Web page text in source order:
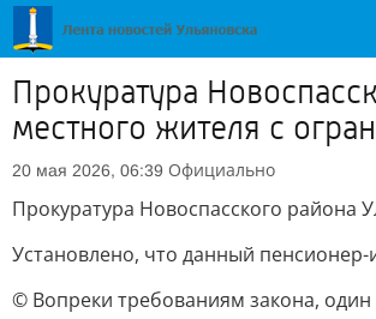
Прокуратура
местного жителя с
20 мая 2026, 06:39 Официально
Прокуратура Новоспасского
Установлено, что данный
© Вопреки требованиям закона,